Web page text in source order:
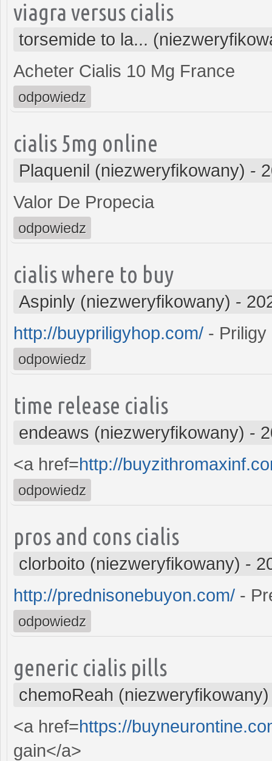
viagra versus cialis
torsemide to la...
Acheter Cialis 10 Mg France
odpowiedz
cialis 5mg online
Plaquenil (niezweryfikowany) -
Valor De Propecia
odpowiedz
cialis where to buy
Aspinly (niezweryfikowany) -
http://buypriligyhop.com/ - Priligy
odpowiedz
time release cialis
endeaws (niezweryfikowany) -
<a href=http://
odpowiedz
pros and cons cialis
clorboito (niezweryfikowany) -
http://prednisonebuyon.com/ -
odpowiedz
generic cialis pills
chemoReah (niezweryfikowany)
<a href=https://
gain</a>